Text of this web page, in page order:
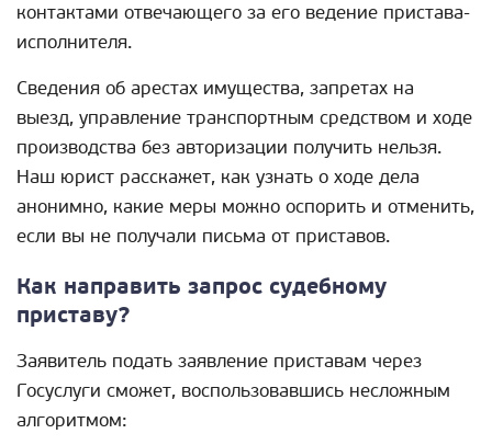
контактами отвечающего за его ведение пристава-
исполнителя.
Сведения об арестах имущества, запретах на
выезд, управление транспортным средством и ходе
производства без авторизации получить нельзя.
Наш юрист расскажет, как узнать о ходе дела
анонимно, какие меры можно оспорить и отменить,
если вы не получали письма от приставов.
Как направить запрос судебному
приставу?
Заявитель подать заявление приставам через
Госуслуги сможет, воспользовавшись несложным
алгоритмом: